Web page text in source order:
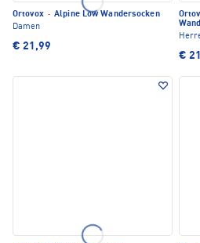
Ortovox · Alpine Low Wandersocken
Damen
€ 21,99
€